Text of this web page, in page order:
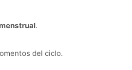
.
del ciclo.